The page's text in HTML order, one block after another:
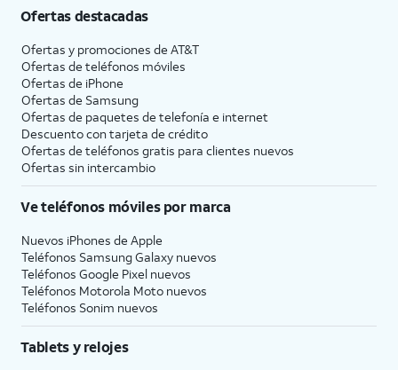
Ofertas destacadas
Ofertas y promociones de AT&T
Ofertas de teléfonos móviles
Ofertas de iPhone
Ofertas de Samsung
Ofertas de paquetes de telefonía e internet
Descuento con tarjeta de crédito
Ofertas de teléfonos gratis para clientes nuevos
Ofertas sin intercambio
Ve teléfonos móviles por marca
Nuevos iPhones de Apple
Teléfonos Samsung Galaxy nuevos
Teléfonos Google Pixel nuevos
Teléfonos Motorola Moto nuevos
Teléfonos Sonim nuevos
Tablets y relojes